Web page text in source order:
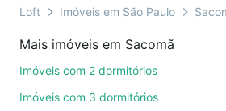
você ainda conta com mais de
de imóveis.
Loft Imóveis em São Paulo
Mais imóveis em Sacomã
Imóveis com 2 dormitórios
Imóveis com 3 dormitórios